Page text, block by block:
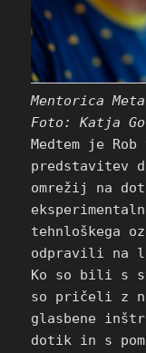
Mentorica
Foto: Katja
Medtem je
predstavitev
omrežij na
tehnloškega
odpravili na
Ko so bili s
so pričeli z
glasbene
dotik in s